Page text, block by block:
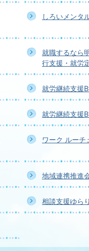
しろいメンタ
就職するなら
行支援・就労
就労継続支援
就労継続支援
ワーク ルーチ
地域連携推進
相談支援ゆら